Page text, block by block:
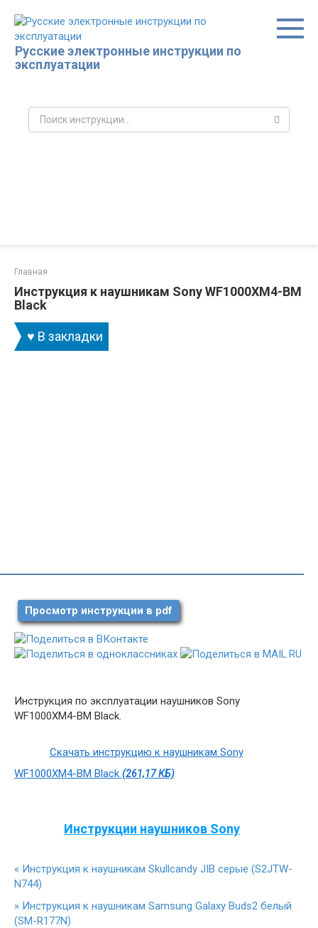
контенту
Русские электронные инструкции по
эксплуатации
Поиск:
Главная
Инструкция к наушникам Sony WF1000XM4-BM
Black
♥ В закладки
Просмотр инструкции в pdf
Инструкция по эксплуатации наушников Sony
WF1000XM4-BM Black.
Скачать инструкцию к наушникам Sony
WF1000XM4-BM Black (261,17 КБ)
Инструкции наушников Sony
« Инструкция к наушникам Skullcandy JIB серые (S2JTW-
N744)
» Инструкция к наушникам Samsung Galaxy Buds2 белый
(SM-R177N)